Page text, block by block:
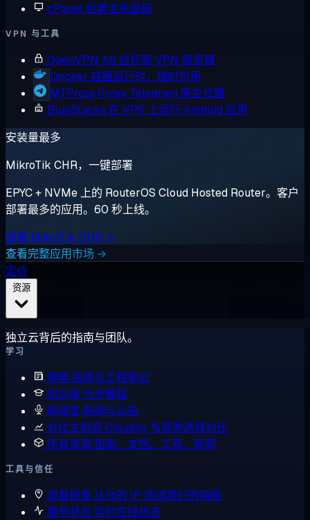
cPanel经典主机面板
VPN 与工具
OpenVPN AS 自托管 VPN 服务器
Docker 容器运行时，随时可用
MTProto Proxy Telegram 原生代理
BlueStacks 在 VPS 上运行 Android 应用
安装量最多
MikroTik CHR，一键部署
EPYC + NVMe 上的 RouterOS Cloud Hosted Router。客户
部署最多的应用。60 秒上线。
部署 MikroTik CHR →
查看完整应用市场 →
定价
独立云背后的指南与团队。
学习
博客指南与工程笔记
知识库 分步教程
新闻室 新闻与公告
对比主机商 Cloudzy 与其他选择对比
所有资源指南、文档、工具、新闻
工具与信任
观看镜像 从你的 IP 测试我们的网络
服务状态 实时在线状态